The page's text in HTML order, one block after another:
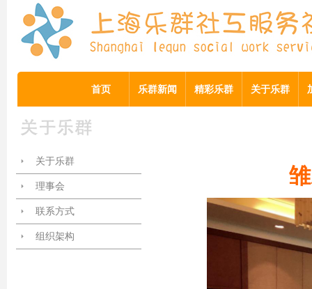
首页 乐群新闻 精彩乐群 关于乐群
关于乐群
理事会
联系方式
组织架构